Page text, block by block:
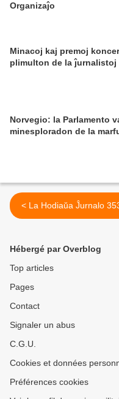
Organizaĵo
Minacoj kaj premoj
plimulton de la ĵurnalistoj
Norvegio: la Parlamento
minesploradon de la
< La Hodiaŭa Ĵurnalo
Hébergé par Overblog
Top articles
Pages
Contact
Signaler un abus
C.G.U.
Cookies et données
Préférences cookies